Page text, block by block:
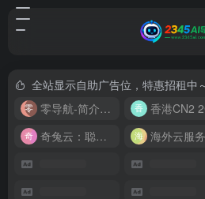
全站显示自助广告位，特惠招租中
零导航-简介实用的网址导航
奇兔云：聪明人的“省”钱计划！